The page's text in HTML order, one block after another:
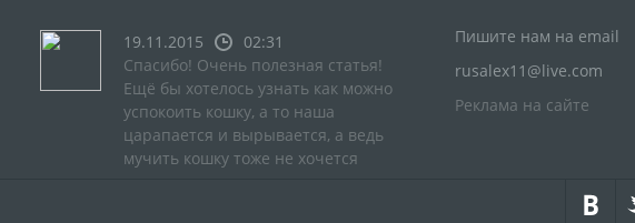
19.11.2015
02:31
Спасибо! Очень полезная статья!
Ещё бы хотелось узнать как можно
успокоить кошку, а то наша
царапается и вырывается, а ведь
мучить кошку тоже не хочется
Пишите нам на email
rusalex11@live.com
Реклама на сайте